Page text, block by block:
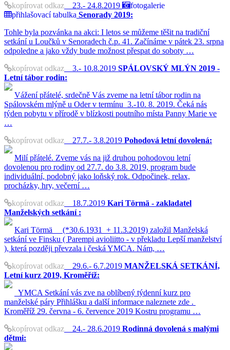
kopírovat odkaz 23.- 24.8.2019
fotogalerie
přihlašovací tabulka Senorady 2019:
Tohle byla pozvánka na akci: I letos se můžeme těšit na tradiční
setkání u Loučků v Senoradech č.p. 41. Začínáme v pátek 23. srpna
odpoledne a jako vždy bude možnost přespat do soboty …
kopírovat odkaz 3.- 10.8.2019 SPÁLOVSKÝ MLÝN 2019 -
Letní tábor rodin:
Vážení přátelé, srdečně Vás zveme na letní tábor rodin na
Spálovském mlýně u Oder v termínu 3.-10. 8. 2019. Čeká nás
týden pobytu v přírodě v blízkosti poutního místa Panny Marie ve
…
kopírovat odkaz 27.7.- 3.8.2019 Pohodová letní dovolená:
Milí přátelé. Zveme vás na již druhou pohodovou letní
dovolenou pro rodiny od 27.7. do 3.8. 2019, program bude
individuální, podobný jako loňský rok. Odpočinek, relax,
procházky, hry, večerní …
kopírovat odkaz 18.7.2019 Kari Törmä - zakladatel
Manželských setkání :
Kari Törmä (*30.6.1931 + 11.3.2019) založil Manželská
setkání ve Finsku ( Parempi avioliitto - v překladu Lepší manželství
), která později převzala i česká YMCA. Nám, …
kopírovat odkaz 29.6.- 6.7.2019 MANŽELSKÁ SETKÁNÍ,
Letní kurz 2019, Kroměříž:
YMCA Setkání vás zve na oblíbený týdenní kurz pro
manželské páry Přihlášku a další informace naleznete zde .
Kroměříž 29. června - 6. července 2019 Kostru programu …
kopírovat odkaz 24.- 28.6.2019 Rodinná dovolená s malými
dětmi: